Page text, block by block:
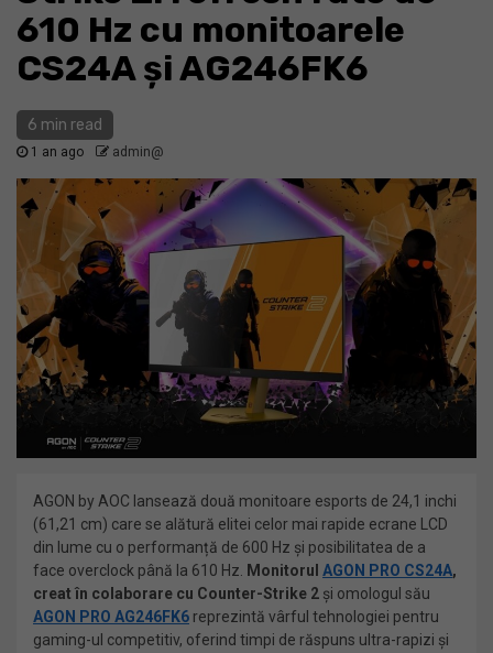
610 Hz cu monitoarele
CS24A și AG246FK6
6 min read
1 an ago admin@
AGON by AOC lansează două monitoare esports de 24,1 inchi
(61,21 cm) care se alătură elitei celor mai rapide ecrane LCD
din lume cu o performanță de 600 Hz și posibilitatea de a
face overclock până la 610 Hz.
Monitorul AGON PRO CS24A,
creat în colaborare cu Counter-Strike 2 și omologul său
AGON PRO AG246FK6 reprezintă vârful tehnologiei pentru
gaming-ul competitiv, oferind timpi de răspuns ultra-rapizi și